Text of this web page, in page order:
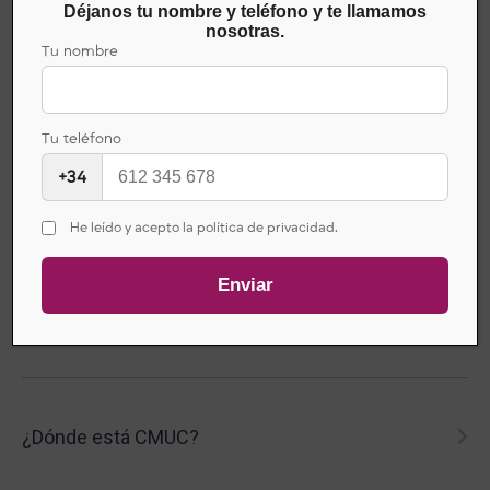
¿Quién es el paciente tipo de CMUC?
patologías
¿De qué servicios disponen?
¿Dónde está CMUC?
Déjanos tu nombre y teléfono y te llamamos
nosotras.
Tu nombre
Tu teléfono
+34
He leído y acepto la política de privacidad.